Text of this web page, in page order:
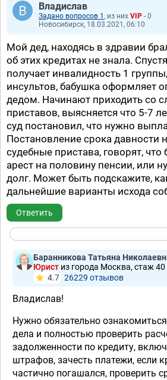
Владислав
Задано вопросов 1 , из них VIP - 0
Новосибирск, 18.03.2021, 06:10
Мой дед, находясь в здравии
об этих кредитах не знала.
получает инвалидность 1
инсультов, бабушка оформляет
дедом. Начинают приходить со
приставов, выясняется что 5-7
суд постановил, что нужно
Постановление срока давности
судебные пристава, говорят, что
арест на половину пенсии, или
долг. Может быть подскажите,
дальнейшие варианты исхода
Ответить
Баранникова Татьяна
Юрист из города Москва, стаж 40
4.7 26229 отзывов
Владислав!
Нужно обязательно
дела и полностью проверить
задолженности по кредиту,
штрафов, зачесть платежи, если
частично погашался, проверить